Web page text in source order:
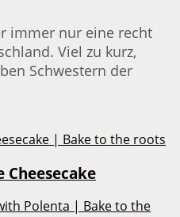
immer nur eine recht
Viel zu kurz,
Schwestern der
Cheesecake